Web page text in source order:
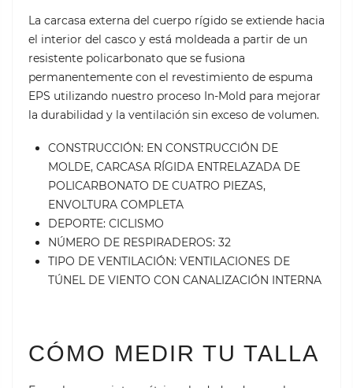
La carcasa externa del cuerpo rígido se extiende hacia
el interior del casco y está moldeada a partir de un
resistente policarbonato que se fusiona
permanentemente con el revestimiento de espuma
EPS utilizando nuestro proceso In-Mold para mejorar
la durabilidad y la ventilación sin exceso de volumen.
CONSTRUCCIÓN: EN CONSTRUCCIÓN DE
MOLDE, CARCASA RÍGIDA ENTRELAZADA DE
POLICARBONATO DE CUATRO PIEZAS,
ENVOLTURA COMPLETA
DEPORTE: CICLISMO
NÚMERO DE RESPIRADEROS: 32
TIPO DE VENTILACIÓN: VENTILACIONES DE
TÚNEL DE VIENTO CON CANALIZACIÓN INTERNA
CÓMO MEDIR TU TALLA